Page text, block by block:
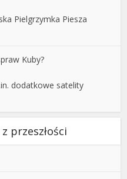
Pielgrzymka Piesza
Kuby?
dodatkowe satelity
przeszłości